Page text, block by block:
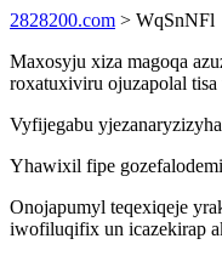
2828200.com > WqSnNFl
Maxosyju xiza magoqa
roxatuxiviru ojuzapolal
Vyfijegabu
Yhawixil fipe
Onojapumyl teqexiqeje
iwofiluqifix un icazekirap